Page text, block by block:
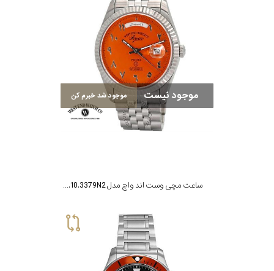
موجود نیست موجود شد خبرم کن
ساعت مچی وست اند واچ مدل 10W6868.10.3379N2